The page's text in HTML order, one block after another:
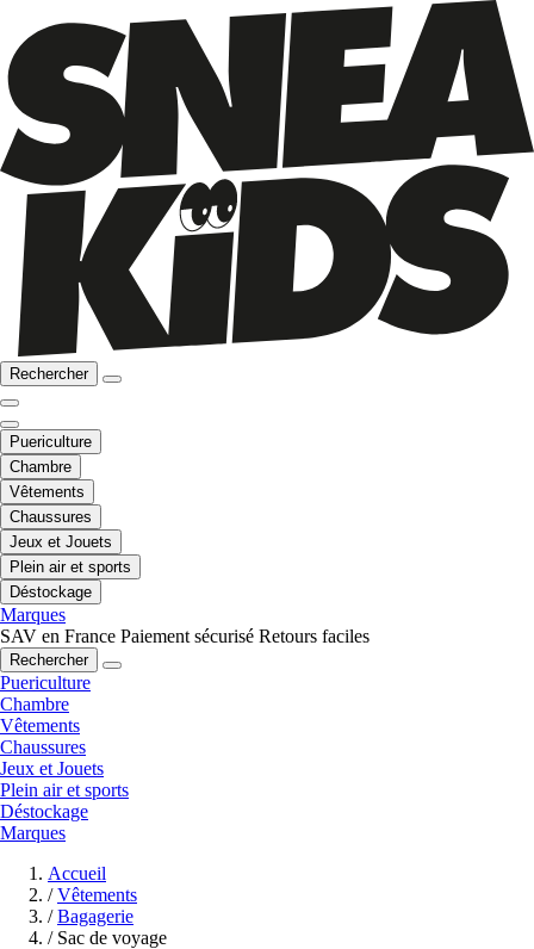
Rechercher
Puericulture
Chambre
Vêtements
Chaussures
Jeux et Jouets
Plein air et sports
Déstockage
Marques
SAV en France Paiement sécurisé Retours faciles
Rechercher
Puericulture
Chambre
Vêtements
Chaussures
Jeux et Jouets
Plein air et sports
Déstockage
Marques
Accueil
/ Vêtements
/ Bagagerie
/ Sac de voyage